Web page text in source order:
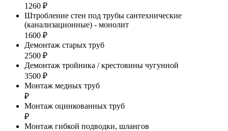
1260 ₽
Штробление стен под трубы сантехнические
(канализационные) - монолит
1600 ₽
Демонтаж старых труб
2500 ₽
Демонтаж тройника / крестовины чугунной
3500 ₽
Монтаж медных труб
₽
Монтаж оцинкованных труб
₽
Монтаж гибкой подводки, шлангов